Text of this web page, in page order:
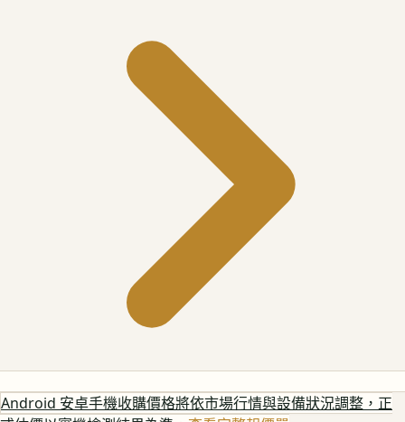
Android 安卓手機收購價格將依市場行情與設備狀況調整，正